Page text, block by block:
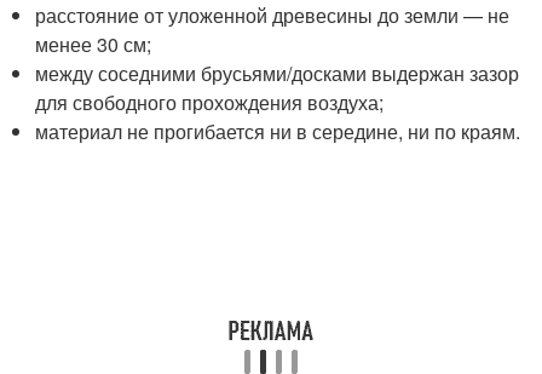
расстояние от уложенной древесины до земли — не
менее 30 см;
между соседними брусьями/досками выдержан зазор
для свободного прохождения воздуха;
материал не прогибается ни в середине, ни по краям.